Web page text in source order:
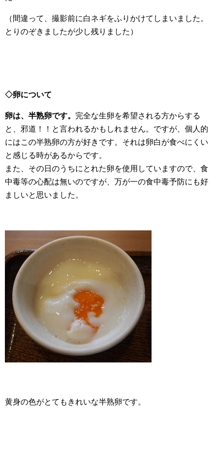
（間違って、撮影前に白ネギをふりかけてしまいました。
とりのぞきましたが少し残りました）
◇卵について
卵は、半熟卵です。 完全な生卵を希望される方からする
と、邪道！！と言われるかもしれません。ですが、個人的
にはこの半熟卵の方が好きです。それは卵白が食べにくい
と感じる時があるからです。
また、その日のうちにとれた卵を使用していますので、食
中毒等の心配は無いのですが、万が一の食中毒予防にも好
ましいと思いました。
黄身の色がとてもきれいな半熟卵です。